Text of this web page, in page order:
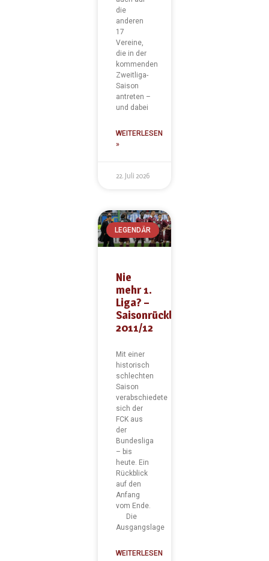
die
anderen
17
Vereine,
die in der
kommenden
Zweitliga-
Saison
antreten –
und dabei
WEITERLESEN
»
22. Juli 2026
LEGENDÄR
Nie
mehr 1.
Liga? –
Saisonrückblick
2011/12
Mit einer
historisch
schlechten
Saison
verabschiedete
sich der
FCK aus
der
Bundesliga
– bis
heute. Ein
Rückblick
auf den
Anfang
vom Ende.
Die
Ausgangslage
WEITERLESEN